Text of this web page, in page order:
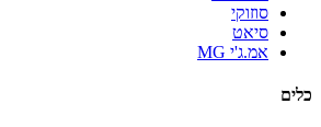
סוזוקי
סיאט
אמ.ג'י MG
כלים